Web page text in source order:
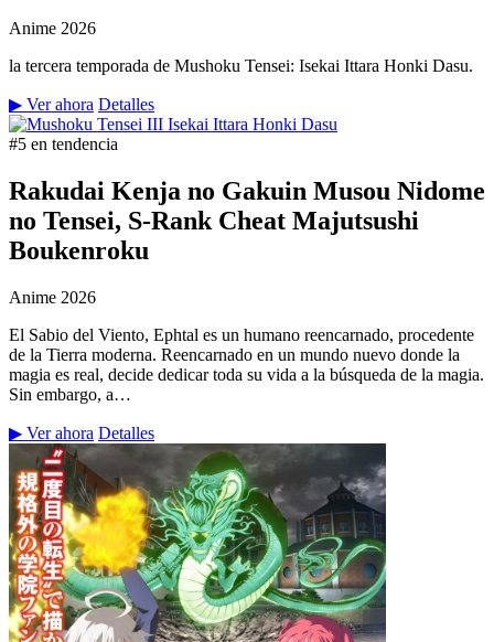
Anime 2026
la tercera temporada de Mushoku Tensei: Isekai Ittara Honki Dasu.
▶ Ver ahora Detalles
#5 en tendencia
Rakudai Kenja no Gakuin Musou Nidome
no Tensei, S-Rank Cheat Majutsushi
Boukenroku
Anime 2026
El Sabio del Viento, Ephtal es un humano reencarnado, procedente
de la Tierra moderna. Reencarnado en un mundo nuevo donde la
magia es real, decide dedicar toda su vida a la búsqueda de la magia.
Sin embargo, a…
▶ Ver ahora Detalles